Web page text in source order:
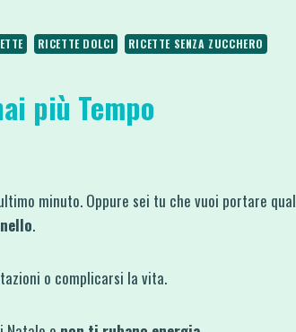
RICETTE DOLCI
RICETTE SENZA ZUCCHERO
più Tempo
minuto. Oppure sei tu che vuoi portare
.
o complicarsi la vita.